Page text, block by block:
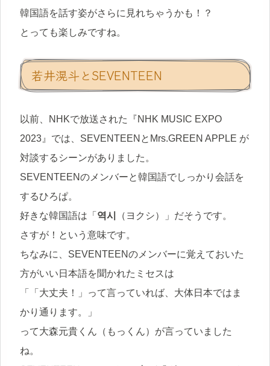
韓国語を話す姿がさらに見れちゃうかも！？
とっても楽しみですね。
若井滉斗とSEVENTEEN
以前、NHKで放送された『NHK MUSIC EXPO
2023』では、SEVENTEENとMrs.GREEN APPLE が
対談するシーンがありました。
SEVENTEENのメンバーと韓国語でしっかり会話を
するひろぱ。
好きな韓国語は「 역시
（ヨクシ）」だそうです。
さすが！という意味です。
ちなみに、SEVENTEENのメンバーに覚えておいた
方がいい日本語を聞かれたミセスは
「「大丈夫！」って言っていれば、大体日本ではま
かり通ります。」
って大森元貴くん（もっくん）が言っていました
ね。